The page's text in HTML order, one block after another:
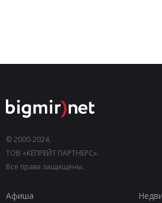
© 2000-2024,
ТОВ «КЕПРЕЙТ ПАРТНЕРС».
Все права защищены.
Афиша